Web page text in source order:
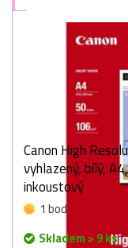
Canon High
vyhlazený, bílý,
inkoustový
1 bod
Skladem > 9 ks